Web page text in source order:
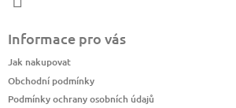
Informace pro vás
Jak nakupovat
Obchodní podmínky
Podmínky ochrany osobních údajů